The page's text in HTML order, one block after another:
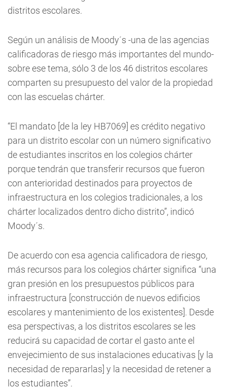
distritos escolares.
Según un análisis de Moody´s -una de las agencias
calificadoras de riesgo más importantes del mundo-
sobre ese tema, sólo 3 de los 46 distritos escolares
comparten su presupuesto del valor de la propiedad
con las escuelas chárter.
“El mandato [de la ley HB7069] es crédito negativo
para un distrito escolar con un número significativo
de estudiantes inscritos en los colegios chárter
porque tendrán que transferir recursos que fueron
con anterioridad destinados para proyectos de
infraestructura en los colegios tradicionales, a los
chárter localizados dentro dicho distrito”, indicó
Moody´s.
De acuerdo con esa agencia calificadora de riesgo,
más recursos para los colegios chárter significa “una
gran presión en los presupuestos públicos para
infraestructura [construcción de nuevos edificios
escolares y mantenimiento de los existentes]. Desde
esa perspectivas, a los distritos escolares se les
reducirá su capacidad de cortar el gasto ante el
envejecimiento de sus instalaciones educativas [y la
necesidad de repararlas] y la necesidad de retener a
los estudiantes”.